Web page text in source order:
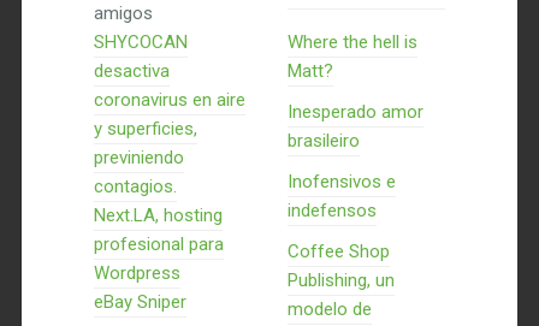
amigos
SHYCOCAN
desactiva
coronavirus en aire
y superficies,
previniendo
contagios.
Next.LA, hosting
profesional para
Wordpress
eBay Sniper
Where the hell is
Matt?
Inesperado amor
brasileiro
Inofensivos e
indefensos
Coffee Shop
Publishing, un
modelo de